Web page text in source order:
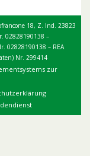
18, Z. Ind. 23823
02828190138 –
02828190138 – REA
Nr. 299414
zur